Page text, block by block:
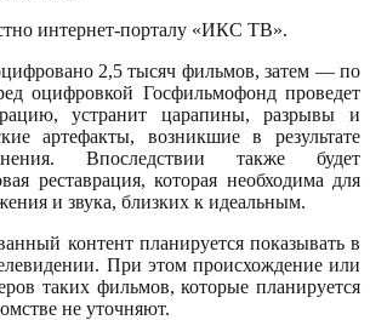
интернет-порталу «ИКС ТВ».
2,5 тысяч фильмов, затем — по
оцифровкой Госфильмофонд проведет
устранит царапины, разрывы и
артефакты, возникшие в результате
Впоследствии также будет
реставрация, которая необходима для
и звука, близких к идеальным.
контент планируется показывать в
При этом происхождение или
таких фильмов, которые планируется
не уточняют.